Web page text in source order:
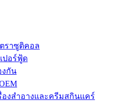
ราซูติคอล
ปอร์ฟู้ด
งกัน
งสำอางและครีมสกินแคร์